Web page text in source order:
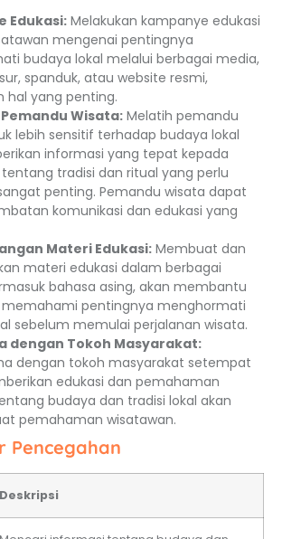
Edukasi:Melakukan kampanye edukasi
mengenai pentingnya
budaya lokal melalui berbagai media,
spanduk, atau website resmi,
hal yang penting.
Wisata: Melatih pemandu
lebih sensitif terhadap budaya lokal
informasi yang tepat kepada
tradisi dan ritual yang perlu
penting. Pemandu wisata dapat
komunikasi dan edukasi yang
Materi Edukasi: Membuat dan
materi edukasi dalam berbagai
bahasa asing, akan membantu
memahami pentingnya menghormati
sebelum memulai perjalanan wisata.
dengan Tokoh Masyarakat:
dengan tokoh masyarakat setempat
edukasi dan pemahaman
budaya dan tradisi lokal akan
pemahaman wisatawan.
Pencegahan
Deskripsi